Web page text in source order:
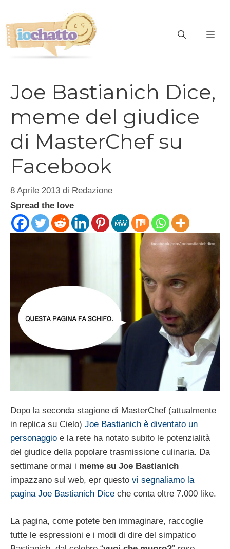
contenuto
Joe Bastianich Dice,
meme del giudice
di MasterChef su
Facebook
8 Aprile 2013 di Redazione
Spread the love
Dopo la seconda stagione di MasterChef (attualmente
in replica su Cielo) Joe Bastianich è diventato un
personaggio e la rete ha notato subito le potenzialità
del giudice della popolare trasmissione culinaria. Da
settimane ormai i meme su Joe Bastianich
impazzano sul web, epr questo vi segnaliamo la
pagina Joe Bastianich Dice che conta oltre 7.000 like.
La pagina, come potete ben immaginare, raccoglie
tutte le espressioni e i modi di dire del simpatico